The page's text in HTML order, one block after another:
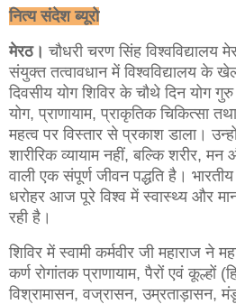
नित्य संदेश ब्यूरो
मेरठ। चौधरी चरण सिंह विश्वविद्यालय
संयुक्त तत्वावधान में विश्वविद्यालय के
दिवसीय योग शिविर के चौथे दिन योग गुरु
योग, प्राणायाम, प्राकृतिक चिकित्सा
महत्व पर विस्तार से प्रकाश डाला।
शारीरिक व्यायाम नहीं, बल्कि शरीर,
वाली एक संपूर्ण जीवन पद्धति है।
धरोहर आज पूरे विश्व में स्वास्थ्य और
रही है।
शिविर में स्वामी कर्मवीर जी महाराज ने
कर्ण रोगांतक प्राणायाम, पैरों एवं
विश्रामासन, वज्रासन, उम्रताड़ासन,